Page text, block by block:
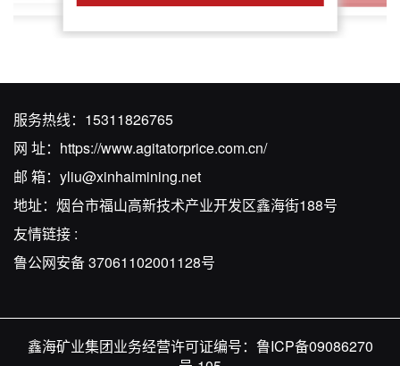
服务热线： 15311826765
网 址： https://www.agitatorprice.com.cn/
邮 箱： yliu@xinhaimining.net
地址：烟台市福山高新技术产业开发区鑫海街188号
友情链接 :
鲁公网安备 37061102001128号
鑫海矿业集团业务经营许可证编号： 鲁ICP备09086270